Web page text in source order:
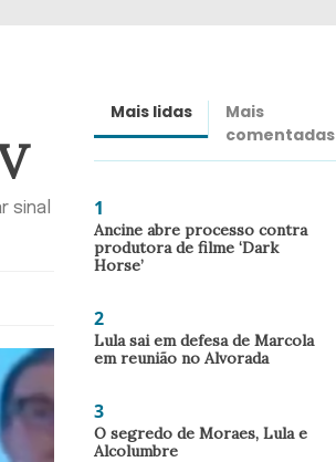
sinal
Mais lidas
Mais
comentadas
1
Ancine abre processo contra
produtora de filme ‘Dark
Horse’
2
Lula sai em defesa de Marcola
em reunião no Alvorada
3
O segredo de Moraes, Lula e
Alcolumbre